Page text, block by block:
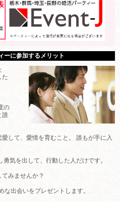
ーに参加するメリット
た
の
誰
して、愛情を育むこと。 誰もが手に入
気を出して、行動した人だけです。
みませんか？
出会いをプレゼントします。